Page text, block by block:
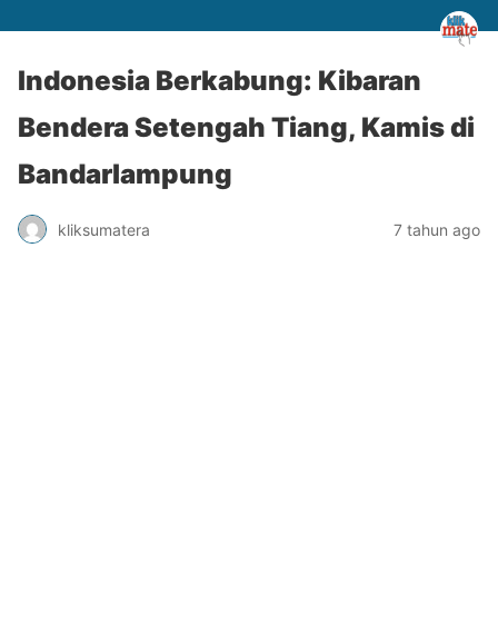
Indonesia Berkabung: Kibaran
Bendera Setengah Tiang, Kamis di
Bandarlampung
kliksumatera 7 tahun ago